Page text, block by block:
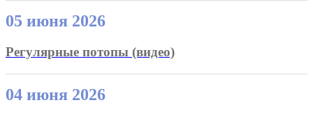
05 июня 2026
Регулярные потопы (видео)
04 июня 2026